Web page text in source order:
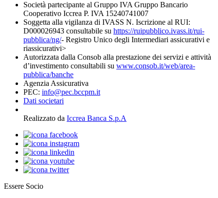
Società partecipante al Gruppo IVA Gruppo Bancario
Cooperativo Iccrea P. IVA 15240741007
Soggetta alla vigilanza di IVASS N. Iscrizione al RUI:
D000026943 consultabile su https://ruipubblico.ivass.it/rui-
pubblica/ng/- Registro Unico degli Intermediari assicurativi e
riassicurativi>
Autorizzata dalla Consob alla prestazione dei servizi e attività
d’investimento consultabili su www.consob.it/web/area-
pubblica/banche
Agenzia Assicurativa
PEC: info@pec.bccpm.it
Dati societari
Realizzato da Iccrea Banca S.p.A
Essere Socio